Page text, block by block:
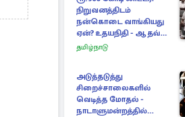
நிறுவனத்திடம்
நன்கொடை வாங்கியது
ஏன்? உதயநிதி - ஆதவ்
விவாதம்
தமிழ்நாடு
அடுத்தடுத்து
சிறைச்சாலைகளில்
வெடித்த மோதல் -
நாடாளுமன்றத்தில்